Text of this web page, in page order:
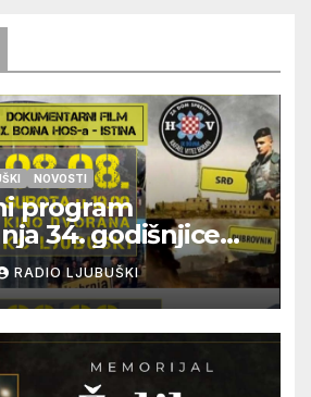
NOVOSTI
program
34. godišnjice
Blaža
osmorice
HOS-a
RADIO LJUBUŠKI